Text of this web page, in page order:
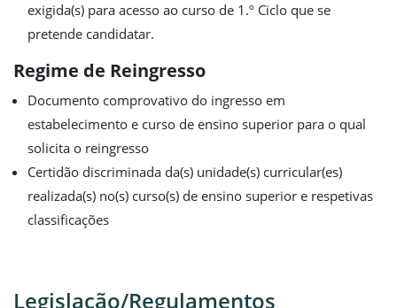
exigida(s) para acesso ao curso de 1.º Ciclo que se
pretende candidatar.
Regime de Reingresso
Documento comprovativo do ingresso em
estabelecimento e curso de ensino superior para o qual
solicita o reingresso
Certidão discriminada da(s) unidade(s) curricular(es)
realizada(s) no(s) curso(s) de ensino superior e respetivas
classificações
Legislação/Regulamentos